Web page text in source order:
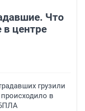
Что
в центре
грузили
в